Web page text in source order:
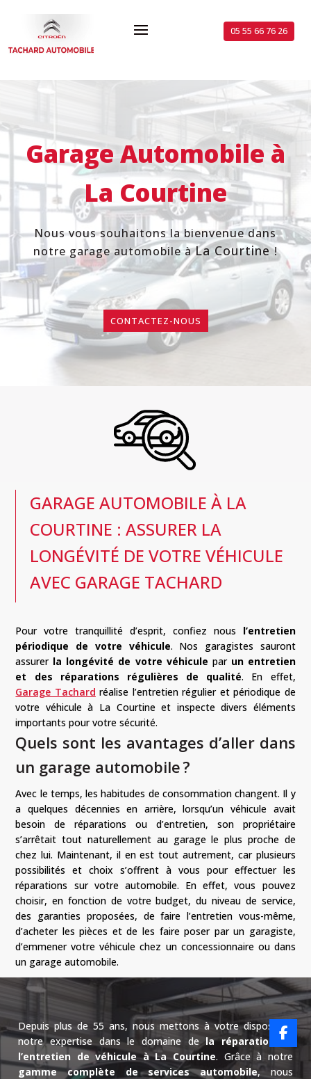
05 55 66 76 26
Garage Automobile à
La Courtine
Nous vous souhaitons la bienvenue dans
notre garage automobile àLa Courtine!
CONTACTEZ-NOUS
GARAGE AUTOMOBILE À LA
COURTINE : ASSURER LA
LONGÉVITÉ DE VOTRE VÉHICULE
AVEC GARAGE TACHARD
Pour votre tranquillité d’esprit, confiez nous l’entretien
périodique de votre véhicule. Nos garagistes sauront
assurer la longévité de votre véhicule par un entretien
et des réparations régulières de qualité.
En effet,
Garage Tachard réalise l’entretien régulier et périodique de
votre véhicule à La Courtineet inspecte divers éléments
importants pour votre sécurité.
Quels sont les avantages d’aller dans
un garage automobile ?
Avec le temps, les habitudes de consommation changent. Il y
a quelques décennies en arrière, lorsqu’un véhicule avait
besoin de réparations ou d’entretien, son propriétaire
s’arrêtait tout naturellement au garage le plus proche de
chez lui. Maintenant, il en est tout autrement, car plusieurs
possibilités et choix s’offrent à vous pour effectuer les
réparations sur votre automobile. En effet, vous pouvez
choisir, en fonction de votre budget, du niveau de service,
des garanties proposées, de faire l’entretien vous-même,
d’acheter les pièces et de les faire poser par un garagiste,
d’emmener votre véhicule chez un concessionnaire ou dans
un garage automobile.
Depuis plus de 55 ans, nous mettons à votre disposition
notre expertise dans le domaine dela réparation et
l’entretien de véhicule à La Courtine. Grâce à notre
gamme complète de services automobile, nous